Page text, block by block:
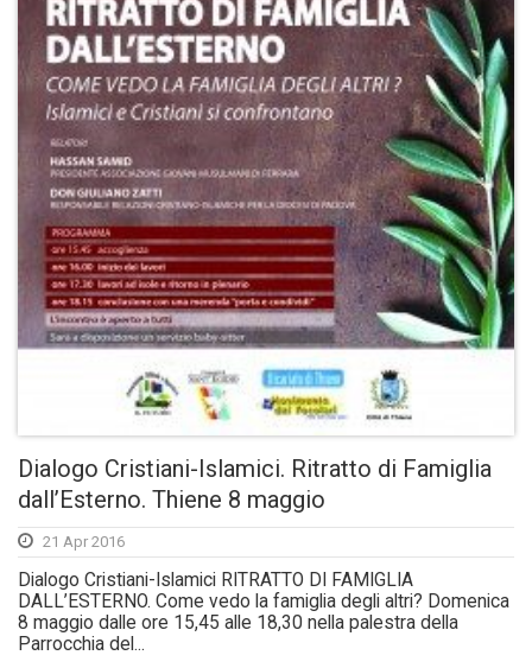
Dialogo Cristiani-Islamici. Ritratto di Famiglia
dall’Esterno. Thiene 8 maggio
21 Apr 2016
Dialogo Cristiani-Islamici RITRATTO DI FAMIGLIA
DALL’ESTERNO. Come vedo la famiglia degli altri? Domenica
8 maggio dalle ore 15,45 alle 18,30 nella palestra della
Parrocchia del...